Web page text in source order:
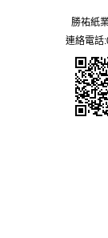
勝祐紙
連絡電話